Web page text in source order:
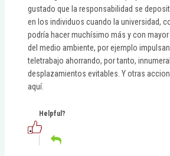
gustado que la responsabilidad se
en los individuos cuando la universidad,
podría hacer muchísimo más y con
del medio ambiente, por ejemplo
teletrabajo ahorrando, por tanto,
desplazamientos evitables. Y otras
aquí.
Helpful?